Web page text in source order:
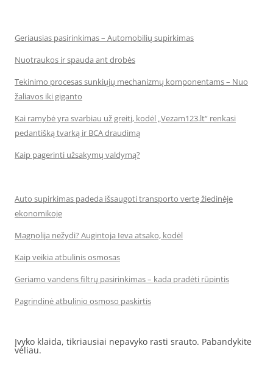
Geriausias pasirinkimas – Automobilių supirkimas
Nuotraukos ir spauda ant drobės
Tekinimo procesas sunkiųjų mechanizmų komponentams – Nuo
žaliavos iki giganto
Kai ramybė yra svarbiau už greitį, kodėl „Vezam123.lt“ renkasi
pedantišką tvarką ir BCA draudimą
Kaip pagerinti užsakymų valdymą?
Auto supirkimas padeda išsaugoti transporto vertę žiedinėje
ekonomikoje
Magnolija nežydi? Augintoja Ieva atsako, kodėl
Kaip veikia atbulinis osmosas
Geriamo vandens filtrų pasirinkimas – kada pradėti rūpintis
Pagrindinė atbulinio osmoso paskirtis
Įvyko klaida, tikriausiai nepavyko rasti srauto. Pabandykite
vėliau.